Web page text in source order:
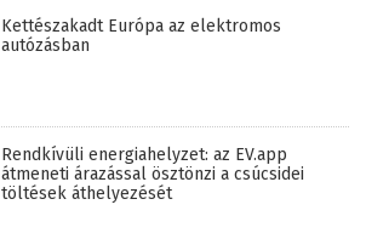
Kettészakadt Európa az elektromos
autózásban
Rendkívüli energiahelyzet: az EV.app
átmeneti árazással ösztönzi a csúcsidei
töltések áthelyezését